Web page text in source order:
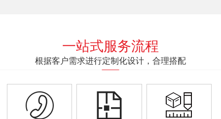
一站式服务流程
根据客户需求进行定制化设计，合理搭配